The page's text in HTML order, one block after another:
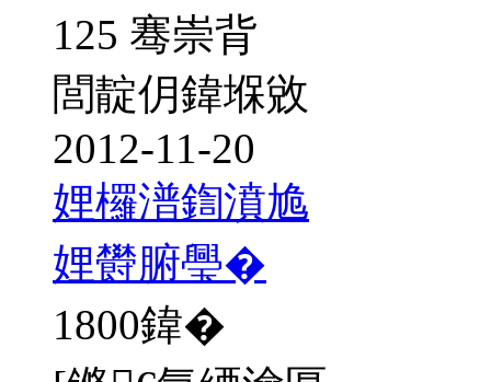
125 骞崇背
閭靛仴鍏堢敓
2012-11-20
娌欏潽鍧濆尯
娌欎腑璺�
1800鍏�